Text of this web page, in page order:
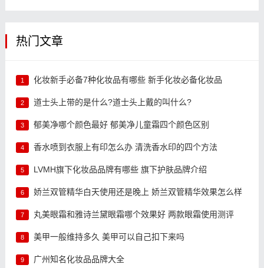
热门文章
1 化妆新手必备7种化妆品有哪些 新手化妆必备化妆品
2 道士头上带的是什么?道士头上戴的叫什么?
3 郁美净哪个颜色最好 郁美净儿童霜四个颜色区别
4 香水喷到衣服上有印怎么办 清洗香水印的四个方法
5 LVMH旗下化妆品品牌有哪些 旗下护肤品牌介绍
6 娇兰双管精华白天使用还是晚上 娇兰双管精华效果怎么样
7 丸美眼霜和雅诗兰黛眼霜哪个效果好 两款眼霜使用测评
8 美甲一般维持多久 美甲可以自己扣下来吗
9 广州知名化妆品品牌大全